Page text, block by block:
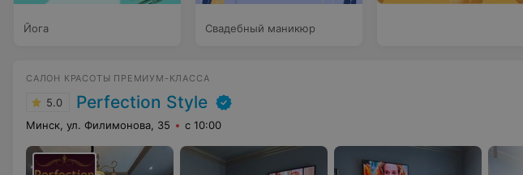
Йога Свадебный маникюр
САЛОН КРАСОТЫ ПРЕМИУМ-КЛАССА
5.0 Perfection Style
Минск, ул. Филимонова, 35 с 10:00